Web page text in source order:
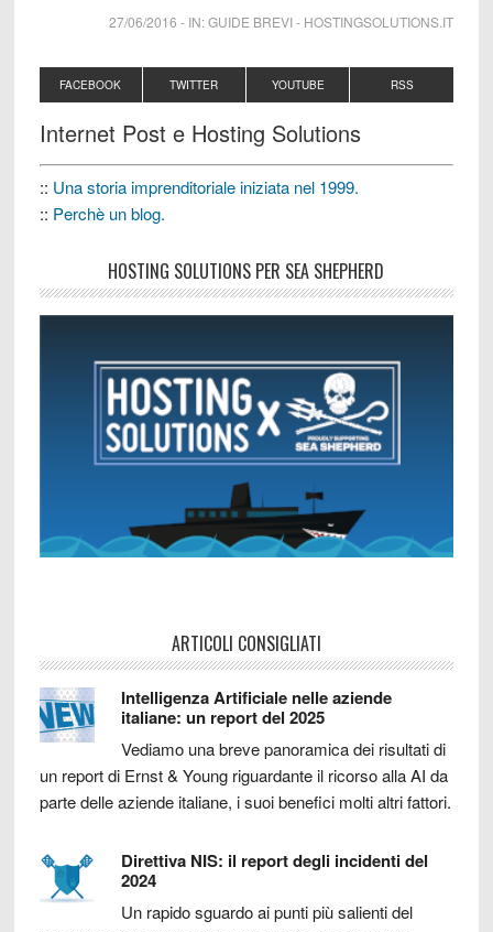
27/06/2016 - IN:GUIDE BREVI- HOSTINGSOLUTIONS.IT
FACEBOOK TWITTER YOUTUBE RSS
Internet Post e Hosting Solutions
:: Una storia imprenditoriale iniziata nel 1999.
:: Perchè un blog.
HOSTING SOLUTIONS PER SEA SHEPHERD
ARTICOLI CONSIGLIATI
Intelligenza Artificiale nelle aziende
italiane: un report del 2025
Vediamo una breve panoramica dei risultati di
un report di Ernst & Young riguardante il ricorso alla AI da
parte delle aziende italiane, i suoi benefici molti altri fattori.
Direttiva NIS: il report degli incidenti del
2024
Un rapido sguardo ai punti più salienti del